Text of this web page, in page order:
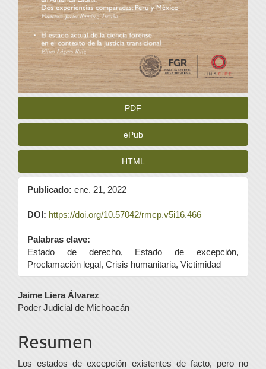
PDF
ePub
HTML
Publicado: ene. 21, 2022
DOI: https://doi.org/10.57042/rmcp.v5i16.466
Palabras clave:
Estado de derecho, Estado de excepción,
Proclamación legal, Crisis humanitaria, Victimidad
Contenido
principal
del
artículo
Jaime Liera Álvarez
Poder Judicial de Michoacán
Resumen
Los estados de excepción existentes de facto, pero no